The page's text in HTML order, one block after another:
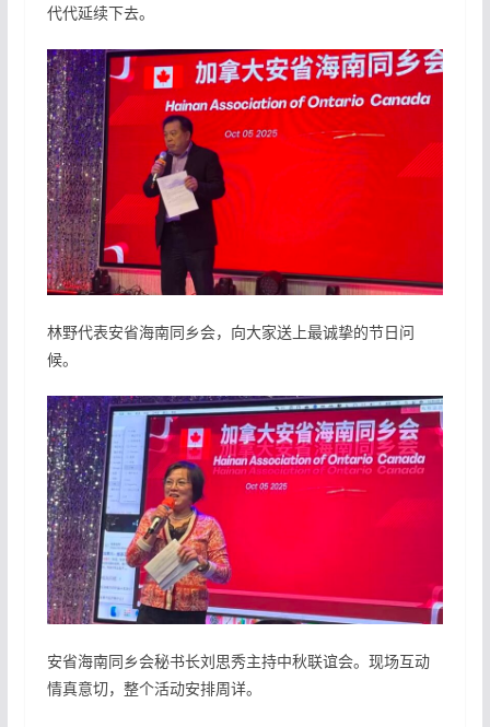
代代延续下去。
林野代表安省海南同乡会，向大家送上最诚挚的节日问
候。
安省海南同乡会秘书长刘思秀主持中秋联谊会。现场互动
情真意切，整个活动安排周详。